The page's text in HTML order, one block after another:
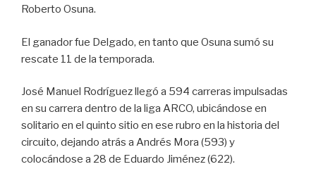
Roberto Osuna.
El ganador fue Delgado, en tanto que Osuna sumó su
rescate 11 de la temporada.
José Manuel Rodríguez llegó a 594 carreras impulsadas
en su carrera dentro de la liga ARCO, ubicándose en
solitario en el quinto sitio en ese rubro en la historia del
circuito, dejando atrás a Andrés Mora (593) y
colocándose a 28 de Eduardo Jiménez (622).